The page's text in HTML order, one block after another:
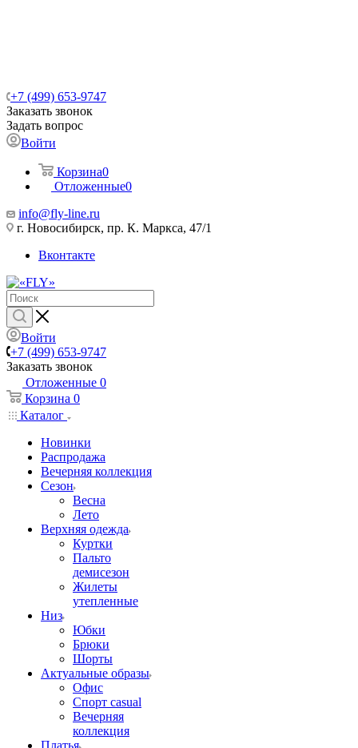
+7 (499) 653-9747
Заказать звонок
Задать вопрос
Войти
Корзина0
Отложенные0
info@fly-line.ru
г. Новосибирск, пр. К. Маркса, 47/1
Вконтакте
Войти
+7 (499) 653-9747
Заказать звонок
Отложенные 0
Корзина 0
Каталог
Новинки
Распродажа
Вечерняя коллекция
Сезон
Весна
Лето
Верхняя одежда
Куртки
Пальто
демисезон
Жилеты
утепленные
Низ
Юбки
Брюки
Шорты
Актуальные образы
Офис
Спорт casual
Вечерняя
коллекция
Платья